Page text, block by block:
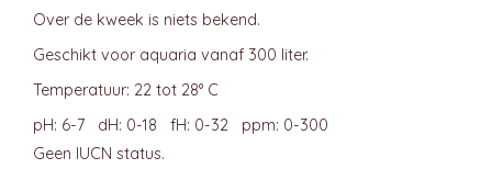
Over de kweek is niets bekend.
Geschikt voor aquaria vanaf 300 liter.
Temperatuur: 22 tot 28° C
pH: 6-7 dH: 0-18 fH: 0-32 ppm: 0-300
Geen IUCN status.